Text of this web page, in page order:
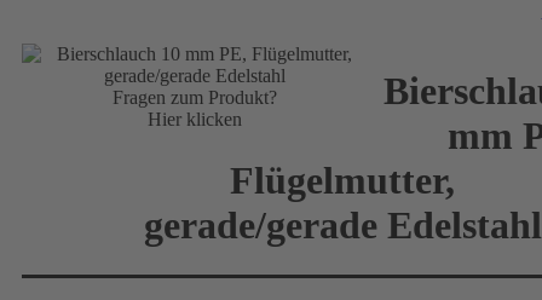
Fragen zum Produkt?
Hier klicken
mm
Flügelmutter,
gerade/gerade Edelstahl